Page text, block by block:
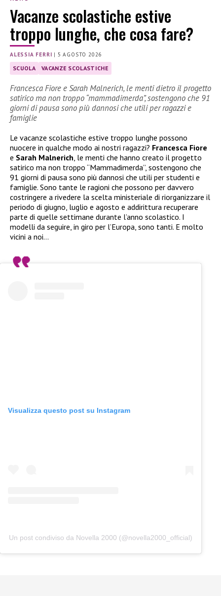
Vacanze scolastiche estive
troppo lunghe, che cosa fare?
ALESSIA FERRI | 5 AGOSTO 2026
SCUOLA VACANZE SCOLASTICHE
Francesca Fiore e Sarah Malnerich, le menti dietro il progetto
satirico ma non troppo “mammadimerda”, sostengono che 91
giorni di pausa sono più dannosi che utili per ragazzi e
famiglie
Le vacanze scolastiche estive troppo lunghe possono
nuocere in qualche modo ai nostri ragazzi? Francesca Fiore
e Sarah Malnerich , le menti che hanno creato il progetto
satirico ma non troppo “Mammadimerda”, sostengono che
91 giorni di pausa sono più dannosi che utili per studenti e
famiglie. Sono tante le ragioni che possono per davvero
costringere a rivedere la scelta ministeriale di riorganizzare il
periodo di giugno, luglio e agosto e addirittura recuperare
parte di quelle settimane durante l’anno scolastico. I
modelli da seguire, in giro per l’Europa, sono tanti. E molto
vicini a noi…
Visualizza questo post su Instagram
Un post condiviso da Novella 2000 (@novella2000_official)